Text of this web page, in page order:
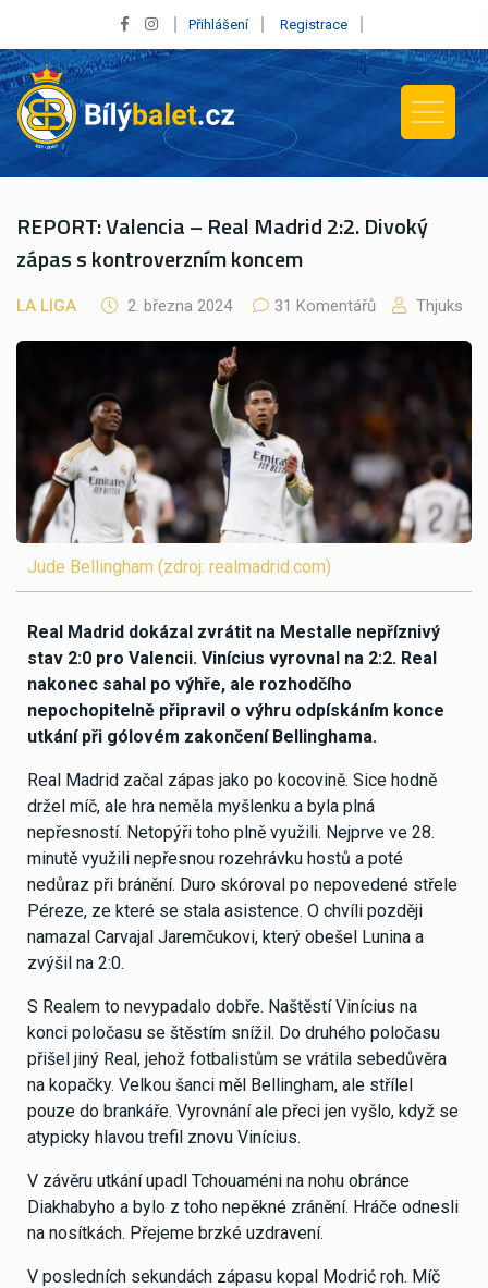
Přihlášení Registrace
REPORT: Valencia – Real Madrid 2:2. Divoký
zápas s kontroverzním koncem
LA LIGA 2. března 2024 31 Komentářů Thjuks
Jude Bellingham (zdroj: realmadrid.com)
Real Madrid dokázal zvrátit na Mestalle nepříznivý
stav 2:0 pro Valencii. Vinícius vyrovnal na 2:2. Real
nakonec sahal po výhře, ale rozhodčího
nepochopitelně připravil o výhru odpískáním konce
utkání při gólovém zakončení Bellinghama.
Real Madrid začal zápas jako po kocovině. Sice hodně
držel míč, ale hra neměla myšlenku a byla plná
nepřesností. Netopýři toho plně využili. Nejprve ve 28.
minutě využili nepřesnou rozehrávku hostů a poté
nedůraz při bránění. Duro skóroval po nepovedené střele
Péreze, ze které se stala asistence. O chvíli později
namazal Carvajal Jaremčukovi, který obešel Lunina a
zvýšil na 2:0.
S Realem to nevypadalo dobře. Naštěstí Vinícius na
konci poločasu se štěstím snížil. Do druhého poločasu
přišel jiný Real, jehož fotbalistům se vrátila sebedůvěra
na kopačky. Velkou šanci měl Bellingham, ale střílel
pouze do brankáře. Vyrovnání ale přeci jen vyšlo, když se
atypicky hlavou trefil znovu Vinícius.
V závěru utkání upadl Tchouaméni na nohu obránce
Diakhabyho a bylo z toho nepěkné zránění. Hráče odnesli
na nosítkách. Přejeme brzké uzdravení.
V posledních sekundách zápasu kopal Modrić roh. Míč